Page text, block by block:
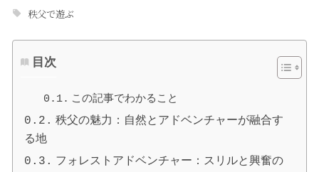
秩父で遊ぶ
目次
この記事でわかること
秩父の魅力：自然とアドベンチャーが融合す
る地
フォレストアドベンチャー：スリルと興奮の